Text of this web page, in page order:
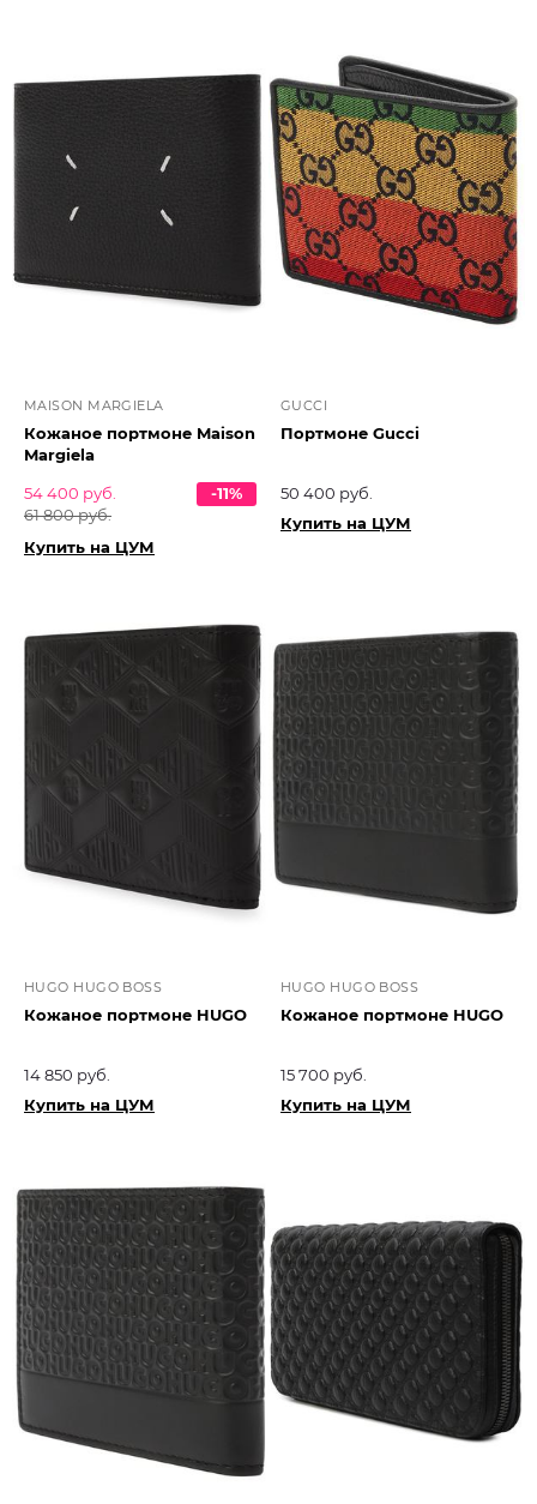
MAISON MARGIELA
Кожаное портмоне Maison
Margiela
54 400 руб.
61 800 руб.
-11%
Купить на ЦУМ
GUCCI
Портмоне Gucci
50 400 руб.
Купить на ЦУМ
HUGO HUGO BOSS
Кожаное портмоне HUGO
14 850 руб.
Купить на ЦУМ
HUGO HUGO BOSS
Кожаное портмоне HUGO
15 700 руб.
Купить на ЦУМ